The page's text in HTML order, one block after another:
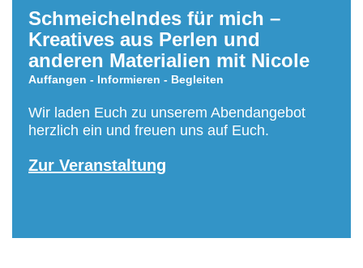
Schmeichelndes für mich –
Kreatives aus Perlen und
anderen Materialien mit Nicole
Auffangen - Informieren - Begleiten
Wir laden Euch zu unserem Abendangebot
herzlich ein und freuen uns auf Euch.
Zur Veranstaltung